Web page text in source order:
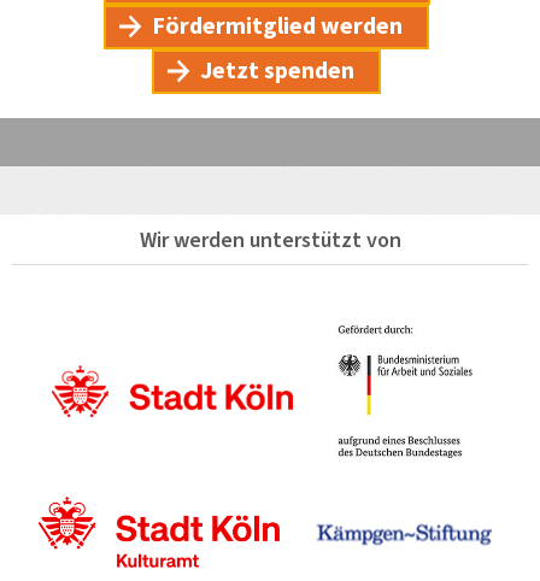
Fördermitglied werden
Jetzt spenden
Wir werden unterstützt von